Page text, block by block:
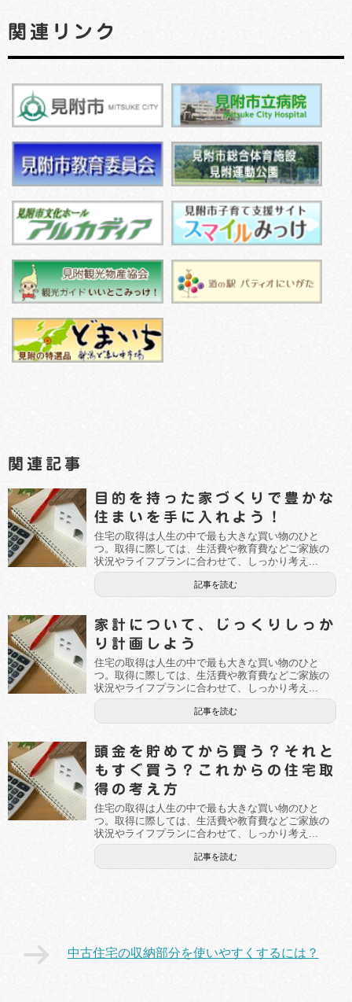
関連リンク
関連記事
目的を持った家づくりで豊かな
住まいを手に入れよう！
住宅の取得は人生の中で最も大きな買い物のひと
つ。取得に際しては、生活費や教育費などご家族の
状況やライフプランに合わせて、しっかり考え...
記事を読む
家計について、じっくりしっか
り計画しよう
住宅の取得は人生の中で最も大きな買い物のひと
つ。取得に際しては、生活費や教育費などご家族の
状況やライフプランに合わせて、しっかり考え...
記事を読む
頭金を貯めてから買う？それと
もすぐ買う？これからの住宅取
得の考え方
住宅の取得は人生の中で最も大きな買い物のひと
つ。取得に際しては、生活費や教育費などご家族の
状況やライフプランに合わせて、しっかり考え...
記事を読む
中古住宅の収納部分を使いやすくするには？